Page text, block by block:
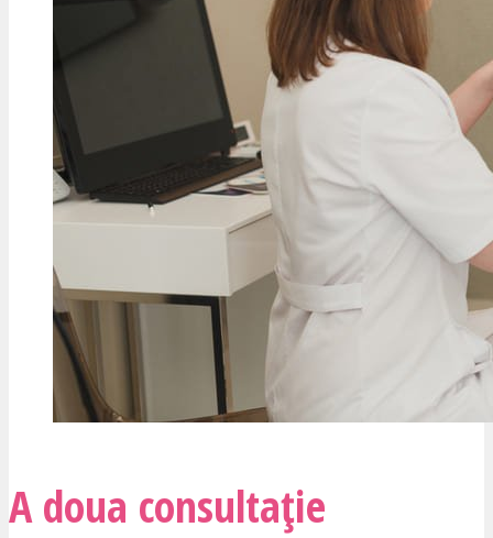
A doua consultație